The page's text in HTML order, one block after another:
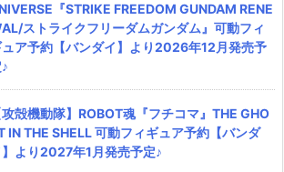
『STRIKE FREEDOM GUNDAM RENE
ストライクフリーダムガンダム』可動フィ
ュア予約【バンダイ】より2026年12月発売予
攻殻機動隊】ROBOT魂『フチコマ』THE GHO
IN THE SHELL 可動フィギュア予約【バンダ
】より2027年1月発売予定♪